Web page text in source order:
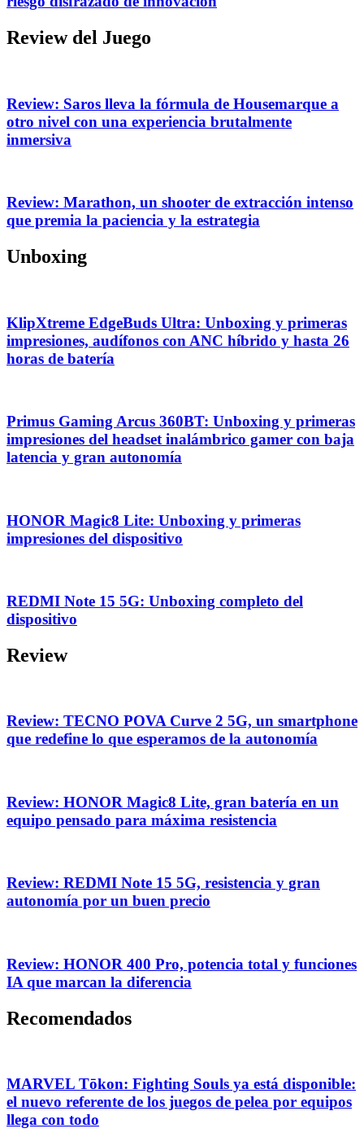
Review del Juego
Review: Saros lleva la fórmula de Housemarque a
otro nivel con una experiencia brutalmente
inmersiva
Review: Marathon, un shooter de extracción intenso
que premia la paciencia y la estrategia
Unboxing
KlipXtreme EdgeBuds Ultra: Unboxing y primeras
impresiones, audífonos con ANC híbrido y hasta 26
horas de batería
Primus Gaming Arcus 360BT: Unboxing y primeras
impresiones del headset inalámbrico gamer con baja
latencia y gran autonomía
HONOR Magic8 Lite: Unboxing y primeras
impresiones del dispositivo
REDMI Note 15 5G: Unboxing completo del
dispositivo
Review
Review: TECNO POVA Curve 2 5G, un smartphone
que redefine lo que esperamos de la autonomía
Review: HONOR Magic8 Lite, gran batería en un
equipo pensado para máxima resistencia
Review: REDMI Note 15 5G, resistencia y gran
autonomía por un buen precio
Review: HONOR 400 Pro, potencia total y funciones
IA que marcan la diferencia
Recomendados
MARVEL Tōkon: Fighting Souls ya está disponible:
el nuevo referente de los juegos de pelea por equipos
llega con todo